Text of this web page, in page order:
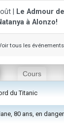
|
Le Admour
à Alonzo!
tous les
Cours
du Titanic
80 ans, en